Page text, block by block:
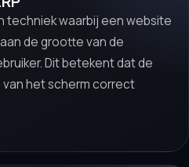
techniek waarbij een website
de grootte van de
Dit betekent dat de
het scherm correct